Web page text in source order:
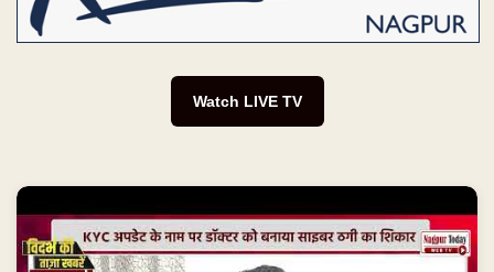
Watch LIVE TV